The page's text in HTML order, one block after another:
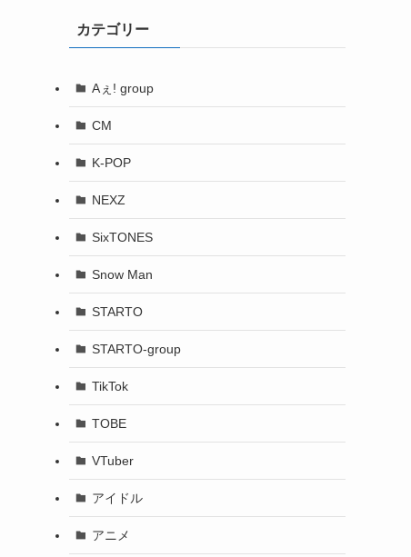
カテゴリー
Aぇ! group
CM
K-POP
NEXZ
SixTONES
Snow Man
STARTO
STARTO-group
TikTok
TOBE
VTuber
アイドル
アニメ